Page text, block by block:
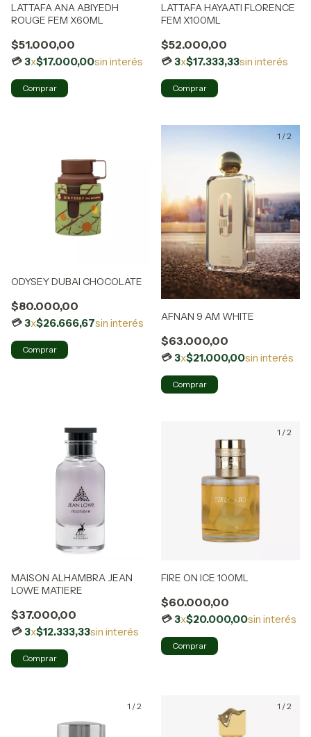
LATTAFA ANA ABIYEDH
ROUGE FEM X60ML
$51.000,00
3x$17.000,00sin interés
LATTAFA HAYAATI FLORENCE
FEM X100ML
$52.000,00
3x$17.333,33sin interés
ODYSEY DUBAI CHOCOLATE
$80.000,00
3x$26.666,67sin interés
1 /2
AFNAN 9 AM WHITE
$63.000,00
3x$21.000,00sin interés
MAISON ALHAMBRA JEAN
LOWE MATIERE
$37.000,00
3x$12.333,33sin interés
1 /2
FIRE ON ICE 100ML
$60.000,00
3x$20.000,00sin interés
1 /2 1 /2